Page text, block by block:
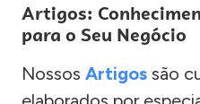
Artigos:
para o Seu Negócio
Nossos Artigos são